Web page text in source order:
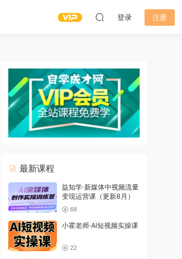
登录 注册
最新课程
益知学·新媒体中视频流量
变现运营课（更新8月）
68
小霍老师·AI短视频实操课
22